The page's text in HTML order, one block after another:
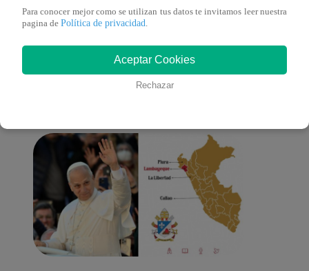
También te puede
interesar
Para conocer mejor como se utilizan tus datos te invitamos leer nuestra
pagina de Política de privacidad
Aceptar Cookies
Rechazar